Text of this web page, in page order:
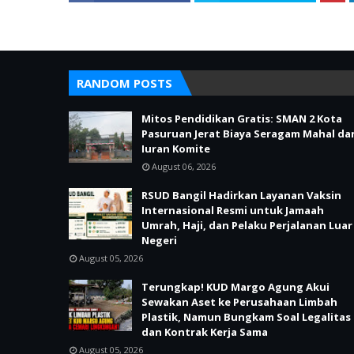
RANDOM POSTS
Mitos Pendidikan Gratis: SMAN 2 Kota
Pasuruan Jerat Biaya Seragam Mahal
Iuran Komite
August 06, 2026
RSUD Bangil Hadirkan Layanan Vaksin
Internasional Resmi untuk Jamaah
Umrah, Haji, dan Pelaku Perjalanan Luar
Negeri
August 05, 2026
Terungkap! KUD Margo Agung Akui
Sewakan Aset ke Perusahaan Limbah
Plastik, Namun Bungkam Soal Legalitas
dan Kontrak Kerja Sama
August 05, 2026